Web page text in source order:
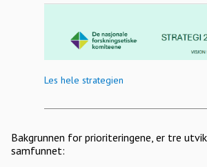
Les hele strategien
Bakgrunnen for prioriteringene, er tre
samfunnet: